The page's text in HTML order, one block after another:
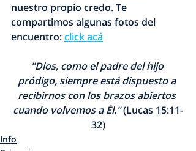
nuestro propio credo. Te
compartimos algunas fotos del
encuentro: click acá
"Dios, como el padre del hijo
pródigo, siempre está dispuesto a
recibirnos con los brazos abiertos
cuando volvemos a Él." (Lucas 15:11-
32)
Info